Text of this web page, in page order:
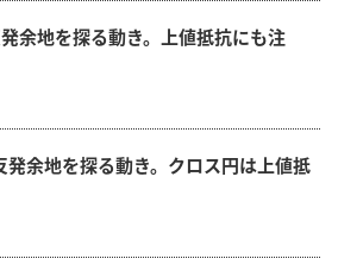
余地を探る動き。上値抵抗にも注
発余地を探る動き。クロス円は上値抵